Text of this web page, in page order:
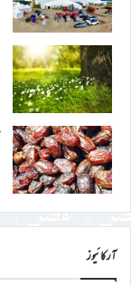
آرکائیوز